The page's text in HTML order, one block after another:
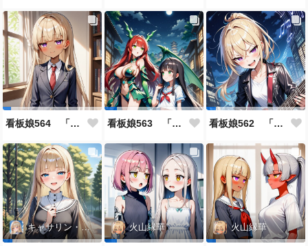
看板娘564 「ジェルマ・レスポストン・八百のよもやま話」 看板娘563 「騒ぎの終わり」 看板娘562 「八木沼千絵のよもやま話」
キャサリン・アストリー 火山縁華 火山縁華